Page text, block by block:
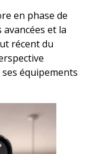
en phase de
et la
récent du
équipements